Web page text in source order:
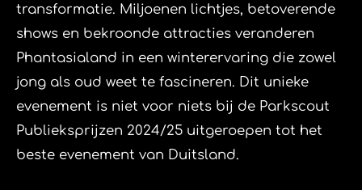
transformatie. Miljoenen lichtjes, betoverende
shows en bekroonde attracties veranderen
Phantasialand in een winterervaring die zowel
jong als oud weet te fascineren. Dit unieke
evenement is niet voor niets bij de Parkscout
Publieksprijzen 2024/25 uitgeroepen tot het
beste evenement van Duitsland.